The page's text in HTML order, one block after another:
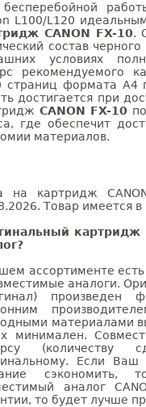
L100/L120
CANON FX-10.
состав
условиях
рекомендуемого
страниц формата А4
достигается при
CANON FX-10
где обеспечит
материалов.
на картридж
Товар имеется в
картридж
ассортименте
аналоги.
произведен
материалами
минимален.
(количеству
Если
сэкономить,
аналог
то будет лучше